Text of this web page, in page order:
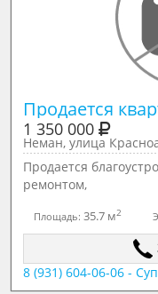
Продается
1 350 000
Неман, улица
Продается
ремонтом,
Площадь:35.7 м2
8 (931) 604-06-06 -